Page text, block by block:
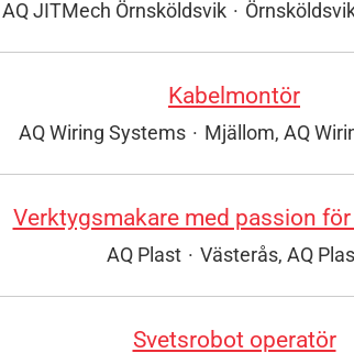
AQ JITMech Örnsköldsvik ·
Kabelmontör
AQ Wiring Systems · Mjällom, AQ
Verktygsmakare med passion
AQ Plast · Västerås, AQ
Svetsrobot operatör